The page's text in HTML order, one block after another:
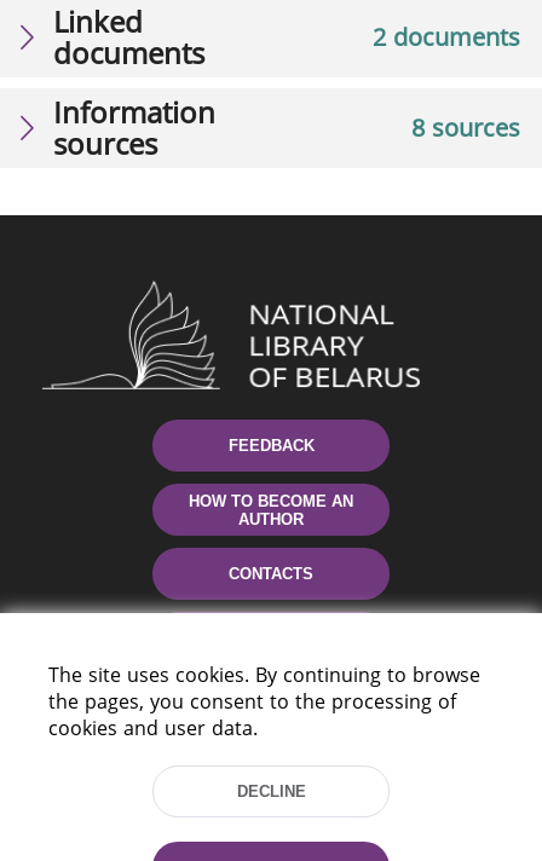
2 documents
Linked
documents
8 sources
Information
sources
FEEDBACK
HOW TO BECOME AN
AUTHOR
CONTACTS
The site uses cookies. By continuing to browse
the pages, you consent to the processing of
cookies and user data.
DECLINE